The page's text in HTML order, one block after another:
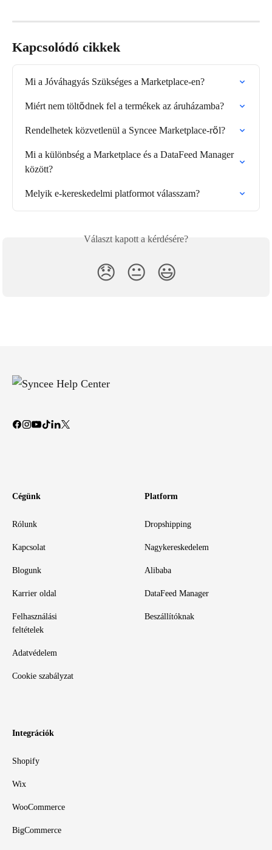
Kapcsolódó cikkek
Mi a Jóváhagyás Szükséges a Marketplace-en?
Miért nem töltődnek fel a termékek az áruházamba?
Rendelhetek közvetlenül a Syncee Marketplace-ről?
Mi a különbség a Marketplace és a DataFeed Manager
között?
Melyik e-kereskedelmi platformot válasszam?
Választ kapott a kérdésére?
😞 😐 😃
Cégünk
Rólunk
Kapcsolat
Blogunk
Karrier oldal
Felhasználási
feltételek
Adatvédelem
Cookie szabályzat
Platform
Dropshipping
Nagykereskedelem
Alibaba
DataFeed Manager
Beszállítóknak
Integrációk
Shopify
Wix
WooCommerce
BigCommerce